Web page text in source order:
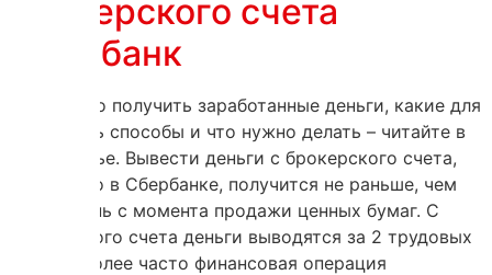
брокерского счета
Сбербанк
Как можно получить заработанные деньги, какие для
этого есть способы и что нужно делать – читайте в
этой статье. Вывести деньги с брокерского счета,
открытого в Сбербанке, получится не раньше, чем
на 4-й день с момента продажи ценных бумаг. С
брокерского счета деньги выводятся за 2 трудовых
дня, наиболее часто финансовая операция